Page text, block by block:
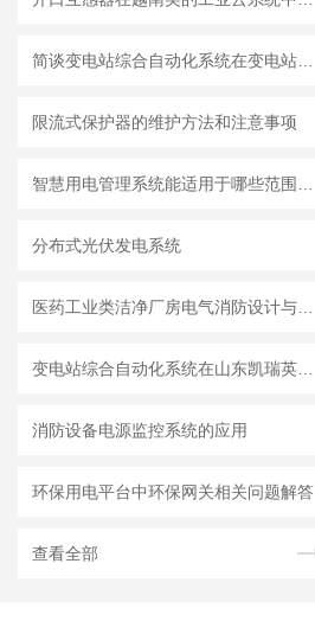
限流式保护器的维护方法和注意事项
分布式光伏发电系统
消防设备电源监控系统的应用
环保用电平台中环保网关相关问题解答
查看全部